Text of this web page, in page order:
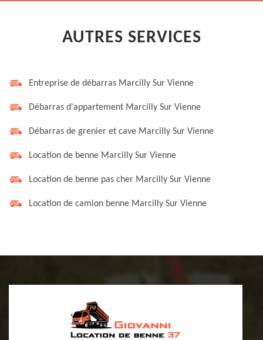
AUTRES SERVICES
Entreprise de débarras Marcilly Sur Vienne
Débarras d'appartement Marcilly Sur Vienne
Débarras de grenier et cave Marcilly Sur Vienne
Location de benne Marcilly Sur Vienne
Location de benne pas cher Marcilly Sur Vienne
Location de camion benne Marcilly Sur Vienne